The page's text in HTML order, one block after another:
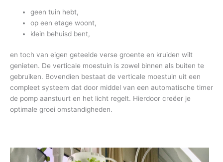
geen tuin hebt,
op een etage woont,
klein behuisd bent,
en toch van eigen geteelde verse groente en kruiden wilt
genieten. De verticale moestuin is zowel binnen als buiten te
gebruiken. Bovendien bestaat de verticale moestuin uit een
compleet systeem dat door middel van een automatische timer
de pomp aanstuurt en het licht regelt. Hierdoor creëer je
optimale groei omstandigheden.